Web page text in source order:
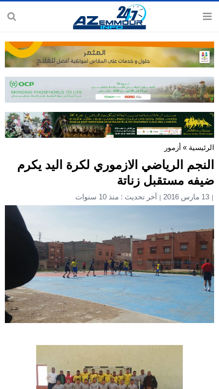
الرئيسية » أزمور
النجم الرياضي الازموري لكرة اليد يكرم
ضيفه مستقبل زناتة
13 مارس 2016 آخر تحديث : منذ 10 سنوات